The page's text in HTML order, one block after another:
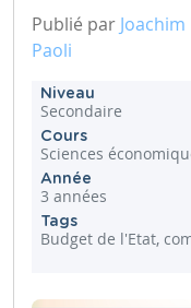
Publié par Joachim
Paoli
Niveau
Secondaire
Cours
Sciences
Année
3 années
Tags
Budget de l'Etat,